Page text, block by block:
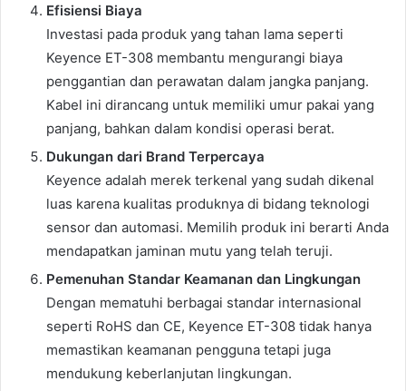
Efisiensi Biaya
Investasi pada produk yang tahan lama seperti
Keyence ET-308 membantu mengurangi biaya
penggantian dan perawatan dalam jangka panjang.
Kabel ini dirancang untuk memiliki umur pakai yang
panjang, bahkan dalam kondisi operasi berat.
Dukungan dari Brand Terpercaya
Keyence adalah merek terkenal yang sudah dikenal
luas karena kualitas produknya di bidang teknologi
sensor dan automasi. Memilih produk ini berarti Anda
mendapatkan jaminan mutu yang telah teruji.
Pemenuhan Standar Keamanan dan Lingkungan
Dengan mematuhi berbagai standar internasional
seperti RoHS dan CE, Keyence ET-308 tidak hanya
memastikan keamanan pengguna tetapi juga
mendukung keberlanjutan lingkungan.